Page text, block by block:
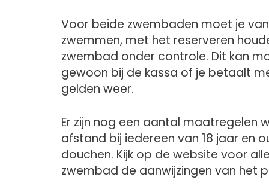
Voor beide zwembaden moet je
zwemmen, met het reserveren
zwembad onder controle. Dit kan
gewoon bij de kassa of je betaalt
gelden weer.
Er zijn nog een aantal maatregelen
afstand bij iedereen van 18 jaar en
douchen. Kijk op de website voor
zwembad de aanwijzingen van het